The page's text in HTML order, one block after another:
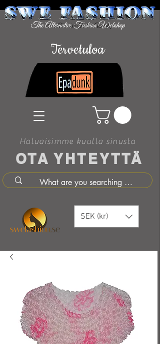
OTA YHTEYTTÄ
Haluaisimme kuulla sinusta
Tervetuloa
SEK (kr)